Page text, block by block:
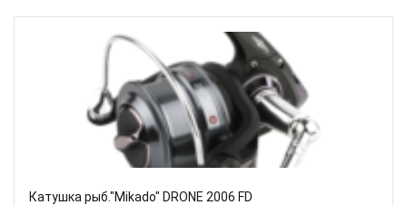
Катушка рыб."Mikado" DRONE 2006 FD